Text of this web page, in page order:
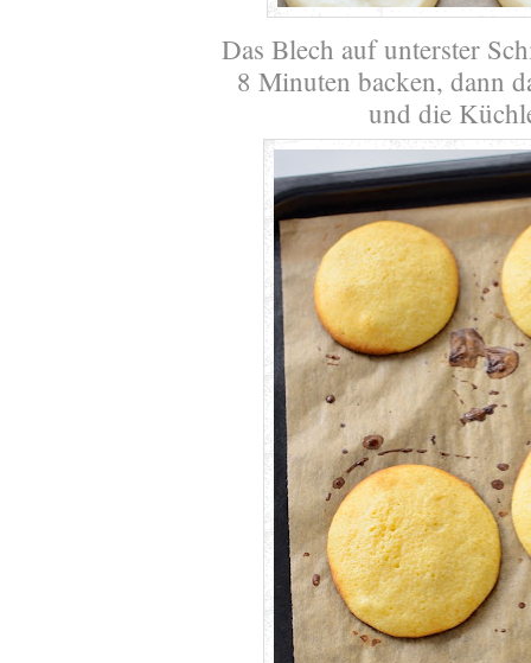
Das Blech auf unterster
8 Minuten backen, dann
und die